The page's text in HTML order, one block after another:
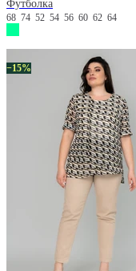
Футболка
68 74 52 54 56 60 62 64
−15%